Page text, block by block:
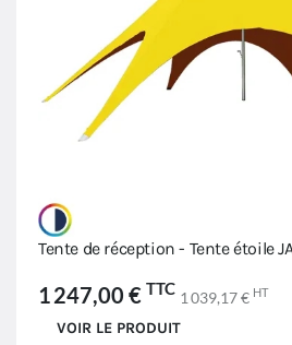
Tente de réception - Tente étoile
1 247,00 € TTC 1 039,17 € HT
VOIR LE PRODUIT